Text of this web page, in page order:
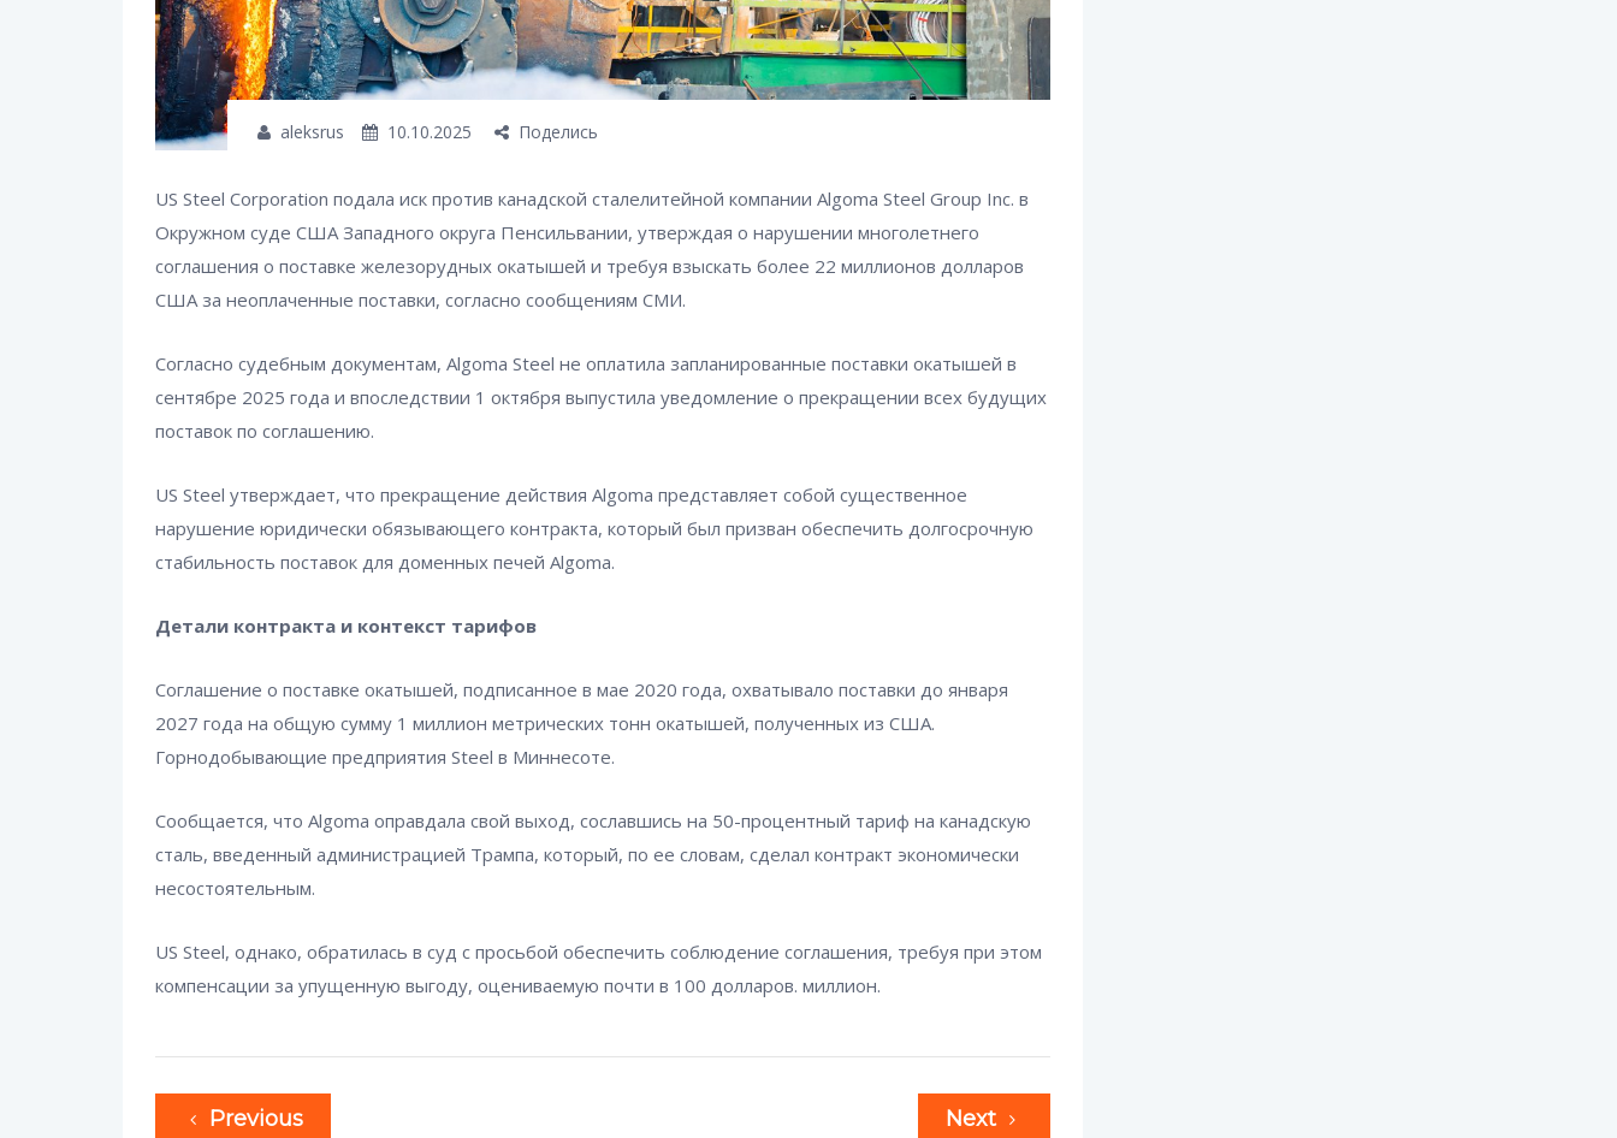
aleksrus 10.10.2025 Поделись
US Steel Corporation подала иск против канадской сталелитейной компании Algoma Steel Group Inc. в
Окружном суде США Западного округа Пенсильвании, утверждая о нарушении многолетнего
соглашения о поставке железорудных окатышей и требуя взыскать более 22 миллионов долларов
США за неоплаченные поставки, согласно сообщениям СМИ.
Согласно судебным документам, Algoma Steel не оплатила запланированные поставки окатышей в
сентябре 2025 года и впоследствии 1 октября выпустила уведомление о прекращении всех будущих
поставок по соглашению.
US Steel утверждает, что прекращение действия Algoma представляет собой существенное
нарушение юридически обязывающего контракта, который был призван обеспечить долгосрочную
стабильность поставок для доменных печей Algoma.
Детали контракта и контекст тарифов
Соглашение о поставке окатышей, подписанное в мае 2020 года, охватывало поставки до января
2027 года на общую сумму 1 миллион метрических тонн окатышей, полученных из США.
Горнодобывающие предприятия Steel в Миннесоте.
Сообщается, что Algoma оправдала свой выход, сославшись на 50-процентный тариф на канадскую
сталь, введенный администрацией Трампа, который, по ее словам, сделал контракт экономически
несостоятельным.
US Steel, однако, обратилась в суд с просьбой обеспечить соблюдение соглашения, требуя при этом
компенсации за упущенную выгоду, оцениваемую почти в 100 долларов. миллион.
Previous Next